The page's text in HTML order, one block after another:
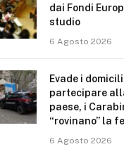
dai Fondi
studio
6 Agosto 2026
Evade i
partecipare
paese, i
“rovinano” la
6 Agosto 2026